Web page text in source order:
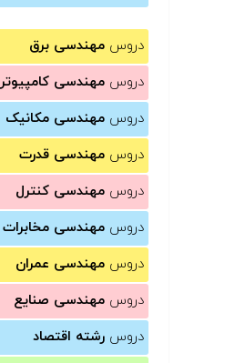
دروس مهندسی برق
دروس مهندسی کامپیوتر
دروس مهندسی مکانیک
دروس مهندسی قدرت
دروس مهندسی کنترل
دروس مهندسی مخابرات
دروس مهندسی عمران
دروس مهندسی صنایع
دروس رشته اقتصاد